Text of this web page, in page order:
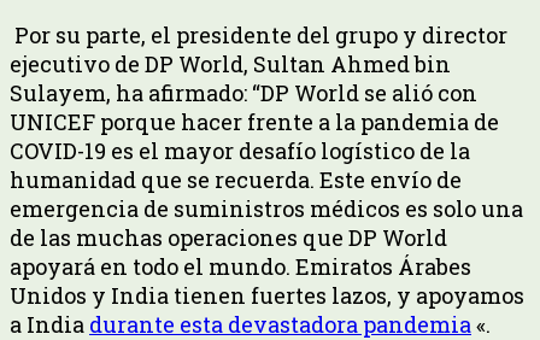
Por su parte, el presidente del grupo y director
ejecutivo de DP World, Sultan Ahmed bin
Sulayem, ha afirmado: “DP World se alió con
UNICEF porque hacer frente a la pandemia de
COVID-19 es el mayor desafío logístico de la
humanidad que se recuerda. Este envío de
emergencia de suministros médicos es solo una
de las muchas operaciones que DP World
apoyará en todo el mundo. Emiratos Árabes
Unidos y India tienen fuertes lazos, y apoyamos
a India durante esta devastadora pandemia«.